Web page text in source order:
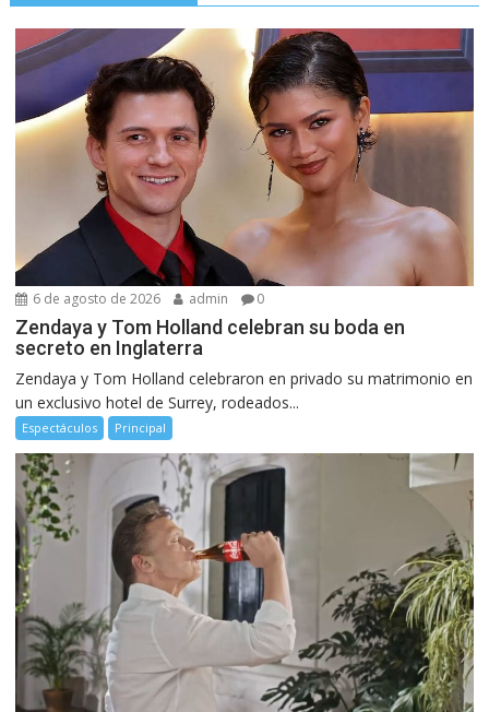
6 de agosto de 2026 admin 0
Zendaya y Tom Holland celebran su boda en
secreto en Inglaterra
Zendaya y Tom Holland celebraron en privado su matrimonio en
un exclusivo hotel de Surrey, rodeados...
Espectáculos Principal